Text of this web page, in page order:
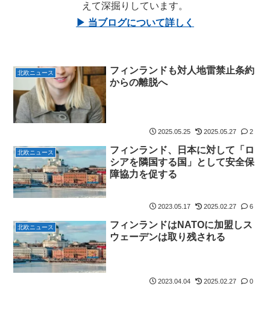
えて深掘りしています。
▶ 当ブログについて詳しく
北欧ニュース
フィンランドも対人地雷禁止条約
からの離脱へ
2025.05.25 2025.05.27 2
北欧ニュース
フィンランド、日本に対して「ロ
シアを隣国する国」として安全保
障協力を促する
2023.05.17 2025.02.27 6
北欧ニュース
フィンランドはNATOに加盟しス
ウェーデンは取り残される
2023.04.04 2025.02.27 0